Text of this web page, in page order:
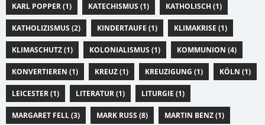
KARL POPPER (1) KATECHISMUS (1) KATHOLISCH (1)
KATHOLIZISMUS (2) KINDERTAUFE (1) KLIMAKRISE (1)
KLIMASCHUTZ (1) KOLONIALISMUS (1) KOMMUNION (4)
KONVERTIEREN (1) KREUZ (1) KREUZIGUNG (1) KÖLN (1)
LEICESTER (1) LITERATUR (1) LITURGIE (1)
MARGARET FELL (3) MARK RUSS (8) MARTIN BENZ (1)